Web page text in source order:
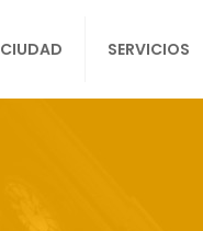
CIUDAD SERVICIOS